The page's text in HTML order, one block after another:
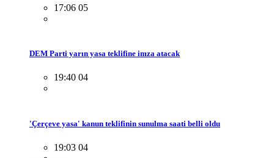
17:06 05
DEM Parti yarın yasa teklifine imza atacak
19:40 04
'Çerçeve yasa' kanun teklifinin sunulma saati belli oldu
19:03 04